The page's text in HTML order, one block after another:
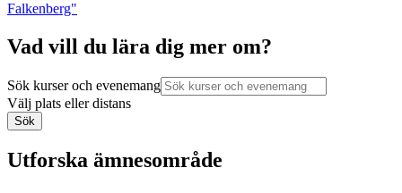
Falkenberg"
Vad vill du lära dig mer om?
Sök kurser och evenemang
Välj plats eller distans
Sök
Utforska ämnesområde